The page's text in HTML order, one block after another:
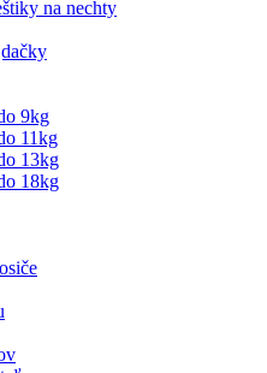
na nechty
9kg
11kg
13kg
18kg